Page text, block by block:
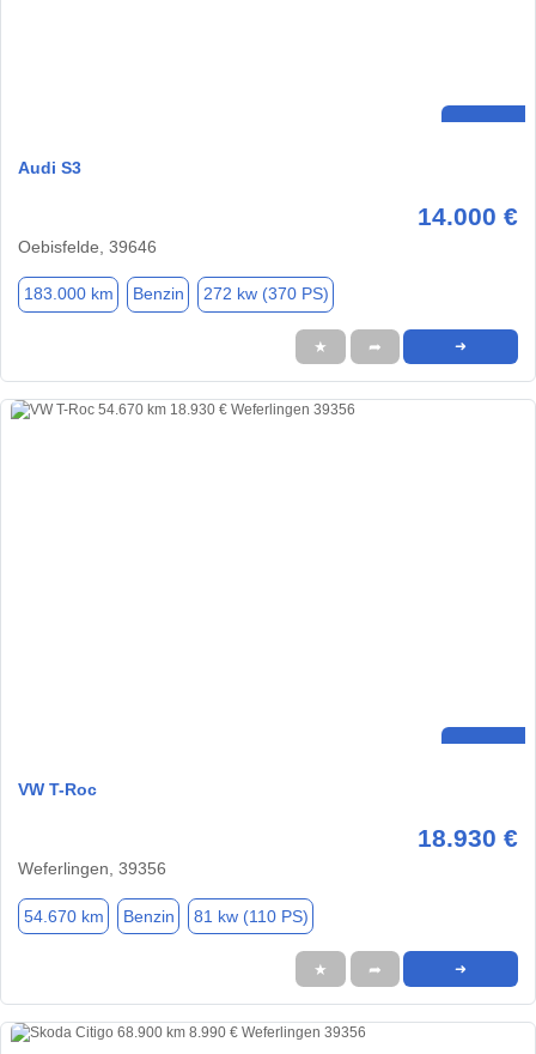
Audi S3
14.000 €
Oebisfelde, 39646
183.000 km Benzin 272 kw (370 PS)
★ ➦ ➜
VW T-Roc
18.930 €
Weferlingen, 39356
54.670 km Benzin 81 kw (110 PS)
★ ➦ ➜